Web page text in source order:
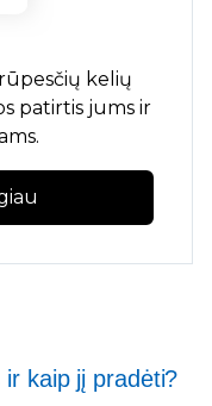
kelių
patirtis jums ir
kaip jį pradėti?